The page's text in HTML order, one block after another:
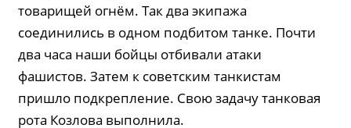
товарищей огнём. Так два экипажа
соединились в одном подбитом танке. Почти
два часа наши бойцы отбивали атаки
фашистов. Затем к советским танкистам
пришло подкрепление. Свою задачу танковая
рота Козлова выполнила.